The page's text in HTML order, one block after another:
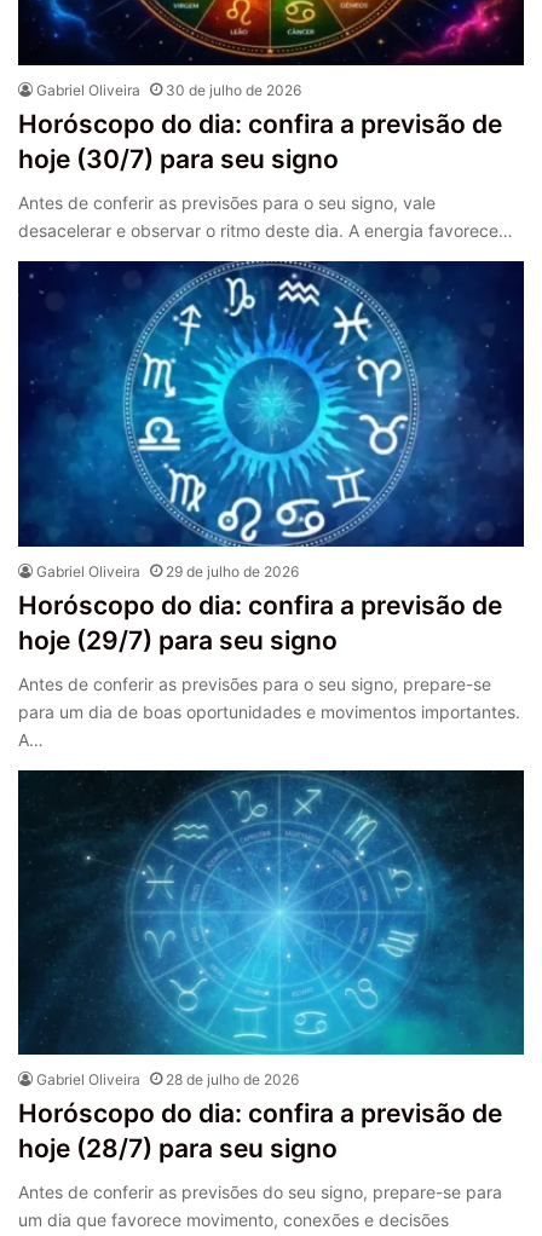
Gabriel Oliveira 30 de julho de 2026
Horóscopo do dia: confira a previsão de
hoje (30/7) para seu signo
Antes de conferir as previsões para o seu signo, vale
desacelerar e observar o ritmo deste dia. A energia favorece…
Gabriel Oliveira 29 de julho de 2026
Horóscopo do dia: confira a previsão de
hoje (29/7) para seu signo
Antes de conferir as previsões para o seu signo, prepare-se
para um dia de boas oportunidades e movimentos importantes.
A…
Gabriel Oliveira 28 de julho de 2026
Horóscopo do dia: confira a previsão de
hoje (28/7) para seu signo
Antes de conferir as previsões do seu signo, prepare-se para
um dia que favorece movimento, conexões e decisões